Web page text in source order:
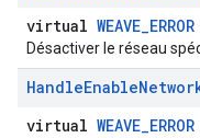
virtual WEAVE_ERROR
Désactiver le réseau
HandleEnable
virtual WEAVE_ERROR